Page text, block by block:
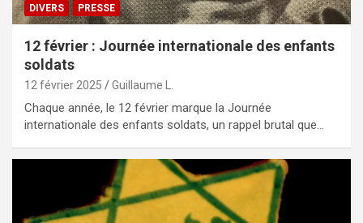
DIVERS PRESSE
12 février : Journée internationale des enfants
soldats
12 février 2025 Guillaume L.
Chaque année, le 12 février marque la Journée
internationale des enfants soldats, un rappel brutal que…